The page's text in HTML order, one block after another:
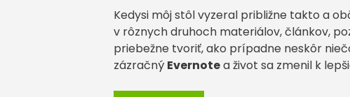
Kedysi môj stôl vyzeral približne takto a
v rôznych druhoch materiálov, článkov,
priebežne tvoriť, ako prípadne neskôr
zázračný Evernotea život sa zmenil k